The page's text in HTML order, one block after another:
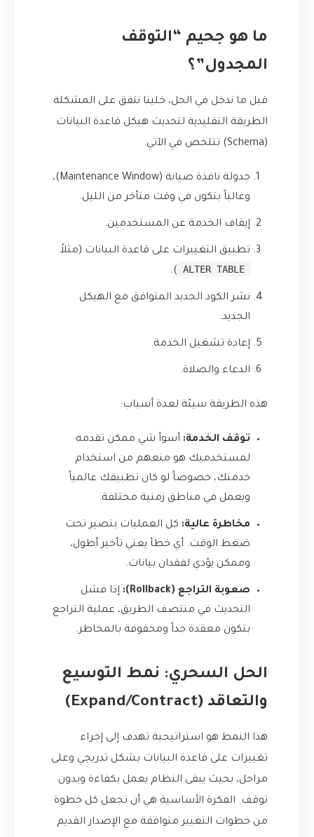
ما هو جحيم “التوقف
المجدول”؟
قبل ما ندخل في الحل، خلينا نتفق على المشكلة.
الطريقة التقليدية لتحديث هيكل قاعدة البيانات
(Schema) تتلخص في الآتي:
جدولة نافذة صيانة (Maintenance Window)،
وغالباً بتكون في وقت متأخر من الليل.
إيقاف الخدمة عن المستخدمين.
تطبيق التغييرات على قاعدة البيانات (مثلاً
ALTER TABLE
).
نشر الكود الجديد المتوافق مع الهيكل
الجديد.
إعادة تشغيل الخدمة.
الدعاء والصلاة.
هذه الطريقة سيئة لعدة أسباب:
توقف الخدمة: أسوأ شي ممكن تقدمه
لمستخدميك هو منعهم من استخدام
خدمتك، خصوصاً لو كان تطبيقك عالمياً
ويعمل في مناطق زمنية مختلفة.
مخاطرة عالية: كل العمليات بتصير تحت
ضغط الوقت. أي خطأ يعني تأخير أطول،
وممكن يؤدي لفقدان بيانات.
صعوبة التراجع (Rollback):
إذا فشل
التحديث في منتصف الطريق، عملية التراجع
بتكون معقدة جداً ومحفوفة بالمخاطر.
الحل السحري: نمط التوسيع
والتعاقد (Expand/Contract)
هذا النمط هو استراتيجية تهدف إلى إجراء
تغييرات على قاعدة البيانات بشكل تدريجي وعلى
مراحل، بحيث يبقى النظام يعمل بكفاءة وبدون
توقف. الفكرة الأساسية هي أن تجعل كل خطوة
من خطوات التغيير متوافقة مع الإصدار القديم